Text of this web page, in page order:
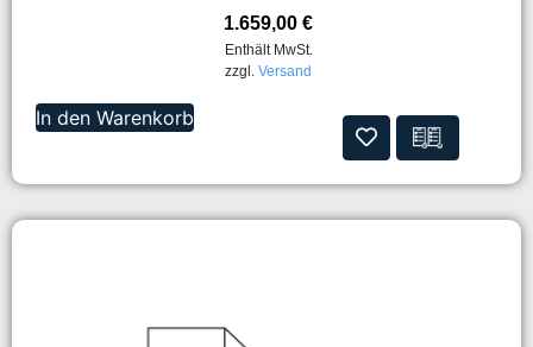
1.659,00 €
Enthält MwSt.
zzgl. Versand
In den Warenkorb